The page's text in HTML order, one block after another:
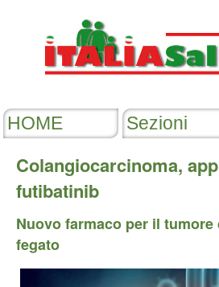
Colangiocarcinoma,
futibatinib
Nuovo farmaco per il
fegato